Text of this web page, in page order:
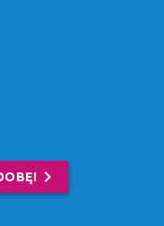
chevron_right